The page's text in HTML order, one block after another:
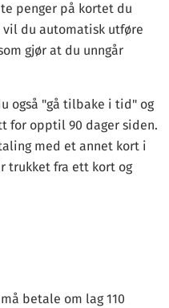
penger på kortet du
du automatisk utføre
gjør at du unngår
også "gå tilbake i tid" og
for opptil 90 dager siden.
med et annet kort i
trukket fra ett kort og
betale om lag 110